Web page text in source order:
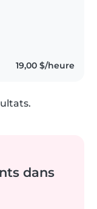
19,00 $/heure
dans